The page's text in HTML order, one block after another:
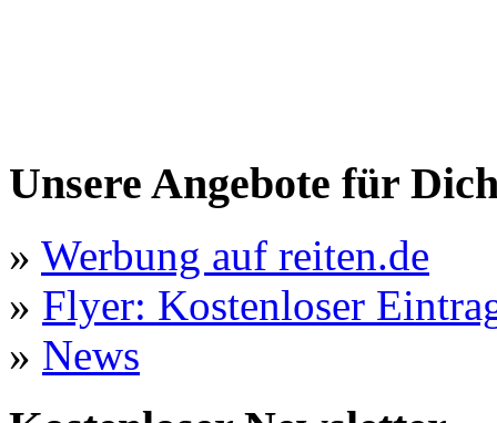
Unsere Angebote für
» Werbung auf reiten.de
» Flyer: Kostenloser
» News